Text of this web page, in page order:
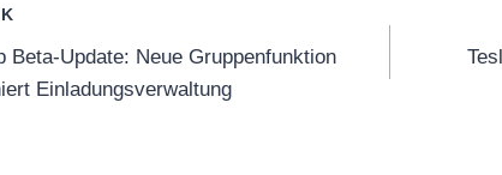
Beta-Update: Neue Gruppenfunktion
Einladungsverwaltung